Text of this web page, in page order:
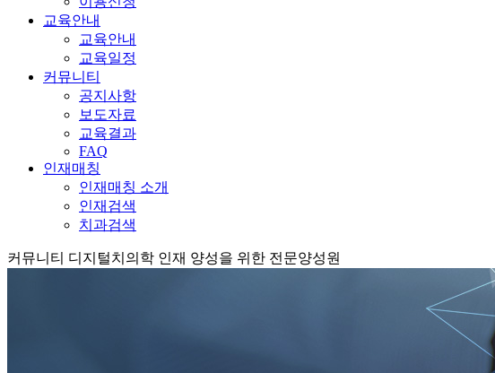
교육안내
교육안내
교육일정
커뮤니티
공지사항
보도자료
교육결과
FAQ
인재매칭
인재매칭 소개
인재검색
치과검색
커뮤니티 디지털치의학 인재 양성을 위한 전문양성원